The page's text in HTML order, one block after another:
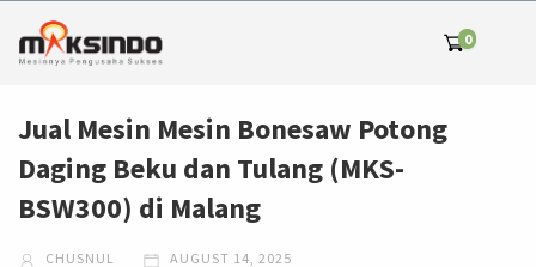
0
Jual Mesin Mesin Bonesaw Potong
Daging Beku dan Tulang (MKS-
BSW300) di Malang
CHUSNUL AUGUST 14, 2025